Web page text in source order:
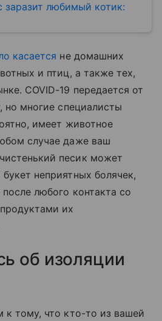
заразит любимый котик:
касается не домашних
и птиц, а также тех,
COVID-19 передается от
но многие специалисты
имеет животное
случае даже ваш
песик может
неприятных болячек,
любого контакта со
их
об изоляции
тому, что кто-то из вашей